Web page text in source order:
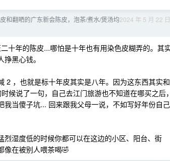
2024 年 5 月 22 日
和翻晒的广东新会陈皮，泡茶/煮水/煲汤均
十年的陈皮...哪怕是十年也有用染色皮糊弄的。其
黑心钱。
2 ，也就是标十年皮其实是八年。因为这东西其实和
候说了一句，自己去江门旅游也不知道在哪买之后
当傻子坑... 回来跟我父母一说，不如写好年份自己
湿度低的时候你都可以在这边的小区、阳台、街
像在被别人喂茶喝🤣